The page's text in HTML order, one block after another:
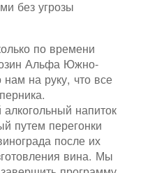
без угрозы
по времени
Альфа Южно-
на руку, что все
напиток
путем перегонки
после их
вина. Мы